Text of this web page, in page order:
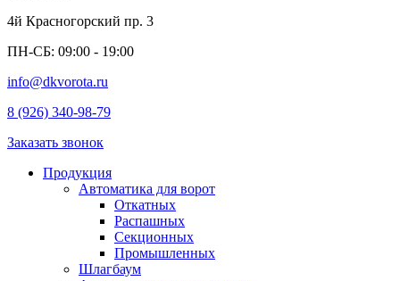
4й Красногорский пр. 3
ПН-СБ: 09:00 - 19:00
info@dkvorota.ru
8 (926) 340-98-79
Заказать звонок
Продукция
Автоматика для ворот
Откатных
Распашных
Секционных
Промышленных
Шлагбаум